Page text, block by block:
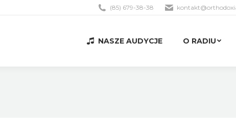
(85) 679-38-38
NASZE AUDYCJE O RADIU